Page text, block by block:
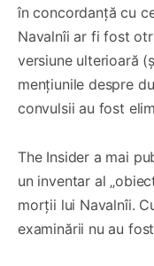
în concordanță cu
Navalnîi ar fi fost
versiune ulterioară
mențiunile despre
convulsii au fost
The Insider a mai
un inventar al
morții lui Navalnîi.
examinării nu au